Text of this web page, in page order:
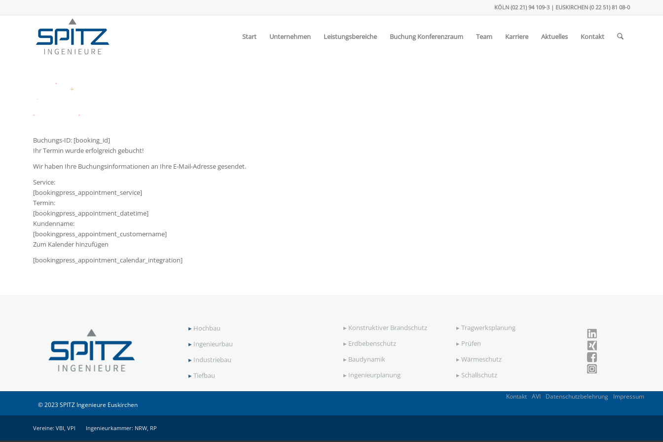
KÖLN (02 21) 94 109-3 | EUSKIRCHEN (0 22 51) 81 08-0
Start Unternehmen Leistungsbereiche Buchung Konferenzraum Team Karriere Aktuelles Kontakt
Buchungs-ID: [booking_id]
Ihr Termin wurde erfolgreich gebucht!
Wir haben Ihre Buchungsinformationen an Ihre E-Mail-Adresse gesendet.
Service:
[bookingpress_appointment_service]
Termin:
[bookingpress_appointment_datetime]
Kundenname:
[bookingpress_appointment_customername]
Zum Kalender hinzufügen
[bookingpress_appointment_calendar_integration]
▸ Hochbau
▸ Ingenieurbau
▸ Industriebau
▸Tiefbau
▸ Konstruktiver Brandschutz
▸ Erdbebenschutz
▸ Baudynamik
▸ Ingenieurplanung
▸ Tragwerksplanung
▸ Prüfen
▸ Wärmeschutz
▸ Schallschutz
© 2023 SPITZ Ingenieure Euskirchen
Kontakt AVI Datenschutzbelehrung Impressum
Vereine: VBI, VPI Ingenieurkammer: NRW, RP